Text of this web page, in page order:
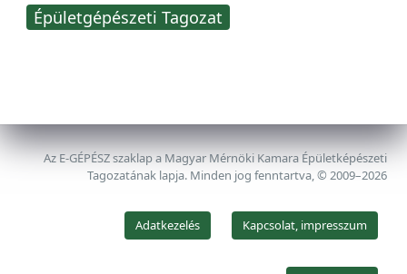
Épületgépészeti Tagozat
Az E-GÉPÉSZ szaklap a Magyar Mérnöki Kamara Épületképészeti
Tagozatának lapja. Minden jog fenntartva, © 2009–2026
Adatkezelés Kapcsolat, impresszum